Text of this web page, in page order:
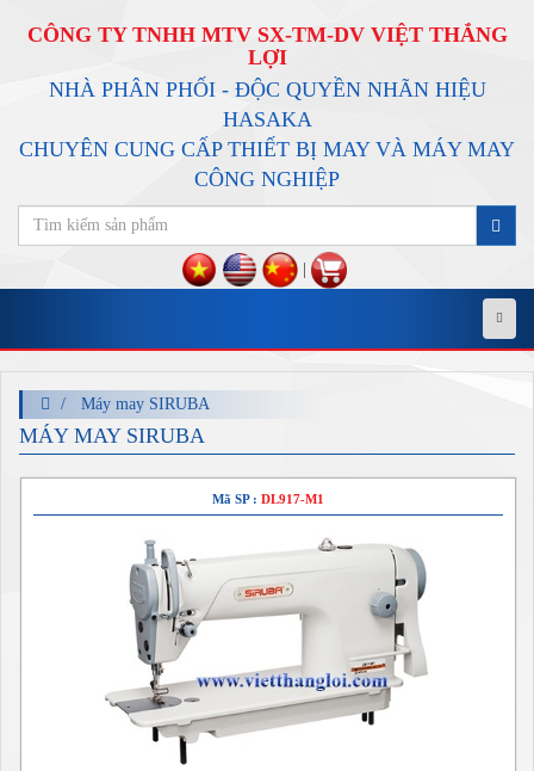
CÔNG TY TNHH MTV SX-TM-DV VIỆT THẮNG
LỢI
NHÀ PHÂN PHỐI - ĐỘC QUYỀN NHÃN HIỆU
HASAKA
CHUYÊN CUNG CẤP THIẾT BỊ MAY VÀ MÁY MAY
CÔNG NGHIỆP
|
Menu
Máy may SIRUBA
MÁY MAY SIRUBA
Mã SP : DL917-M1